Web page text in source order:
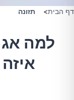
דף הבית> תזונה
למה